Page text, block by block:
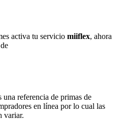
activa tu servicio miiflex, ahora
referencia de primas de
en línea por lo cual las
variar.